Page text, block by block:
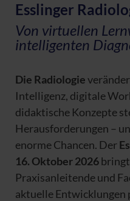
Esslinger
Von virtuellen
intelligenten
Die Radiologie
Intelligenz, digitale
didaktische Konzepte
Herausforderungen –
enorme Chancen. Der
16. Oktober 2026
Praxisanleitende und
aktuelle Entwicklungen